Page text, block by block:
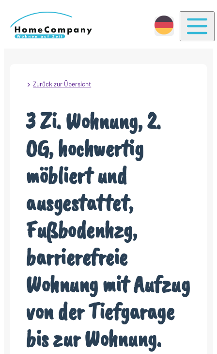
Zurück zur Übersicht
3 Zi. Wohnung, 2.
OG, hochwertig
möbliert und
ausgestattet,
Fußbodenhzg,
barrierefreie
Wohnung mit Aufzug
von der Tiefgarage
bis zur Wohnung.